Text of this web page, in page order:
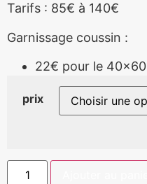
Tarifs : 85€ à 140€
Garnissage coussin :
22€ pour le 40×60
prix